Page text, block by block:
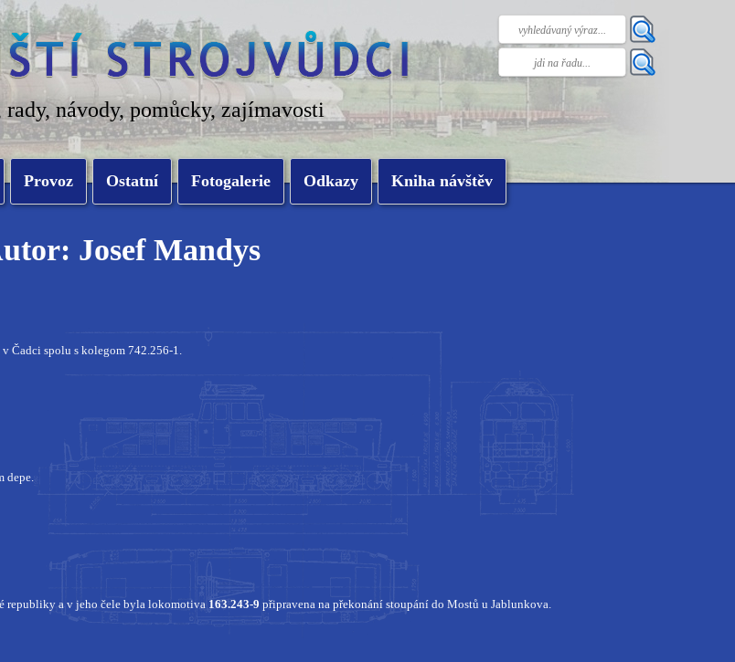
rady, návody, pomůcky, zajímavosti
Provoz Ostatní Fotogalerie Odkazy Kniha návštěv
Josef Mandys
Čadci spolu s kolegom 742.256-1.
depe.
republiky a v jeho čele byla lokomotiva 163.243-9 připravena na překonání stoupání do Mostů u Jablunkova.